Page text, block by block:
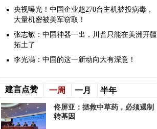
央视曝光！中国企业超270台主机被投病毒，
大量机密被美军窃取！
张志敏：中国神器一出，川普只能在美洲开疆
拓土了
李光满：中国的这一新动向大有深意！
建言点赞 一周 一月 半年
佟屏亚：拯救中草药，必须遏制
转基因